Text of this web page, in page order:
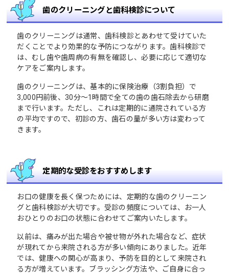
歯のクリーニングと歯科検診について
歯のクリーニングは通常、歯科検診とあわせて受けていた
だくことでより効果的な予防につながります。歯科検診で
は、むし歯や歯周病の有無を確認し、必要に応じて適切な
ケアをご案内します。
歯のクリーニングは、基本的に保険治療（3割負担）で
3,000円前後、30分～1時間で全ての歯の歯石除去から研磨
まで行います。ただし、これは定期的に通院されている方
の平均ですので、初診の方、歯石の量が多い方は変わって
きます。
定期的な受診をおすすめします
お口の健康を長く保つためには、定期的な歯のクリーニン
グと歯科検診が大切です。受診の頻度については、お一人
おひとりのお口の状態に合わせてご案内いたします。
以前は、痛みが出た場合や被せ物が外れた場合など、症状
が現れてから来院される方が多い傾向にありました。近年
では、健康への関心が高まり、予防を目的として来院され
る方が増えています。ブラッシング方法や、ご自身に合っ